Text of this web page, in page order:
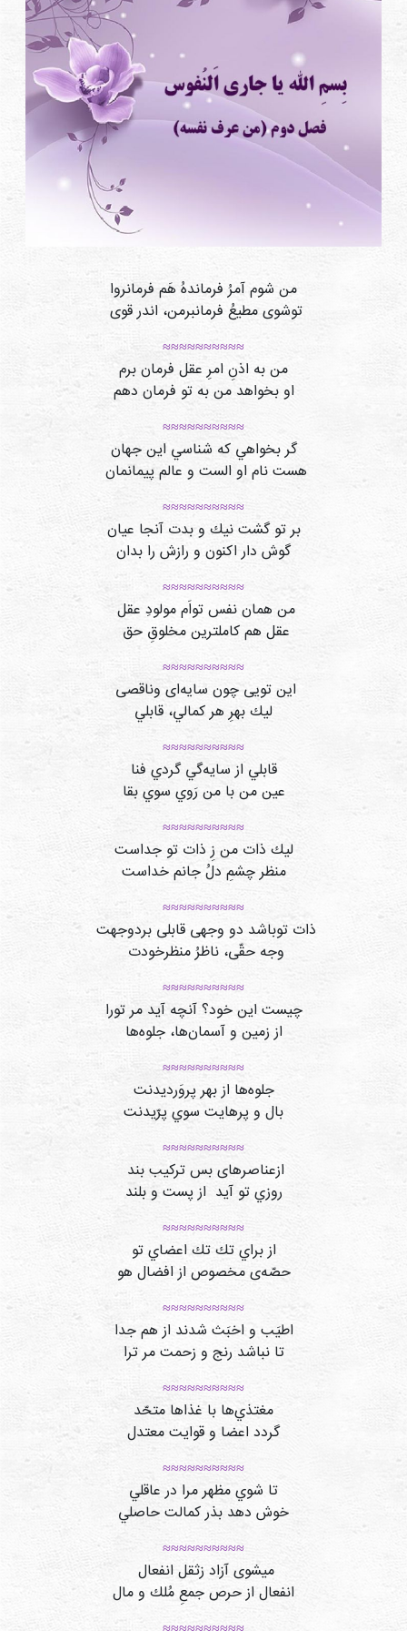
دی
تماس
با ما
من شوم آمرُ فرماندهُ هَم فرمانروا
توشوی مطیعُ فرمانبرمن، اندر قوی
≈≈≈≈≈≈≈≈≈≈
من به اذنِ امرِ عقل فرمان برم
او بخواهد من به تو فرمان دهم
≈≈≈≈≈≈≈≈≈≈
گر بخواهي كه شناسي اين جهان
هست نام او الست و عالم پیمانمان
≈≈≈≈≈≈≈≈≈≈
بر تو گشت نيك و بدت آنجا عيان
گوش دار اكنون و رازش را بدان
≈≈≈≈≈≈≈≈≈≈
من همان نفس تواَم مولودِ عقل
عقل هم کاملترین مخلوقِ حق
≈≈≈≈≈≈≈≈≈≈
این تویی چون سایه‌ای وناقصی
ليك بهرِ هر كمالي، قابلي
≈≈≈≈≈≈≈≈≈≈
قابلي از سايه‌گي گردي فنا
عين من با من رَوي سوي بقا
≈≈≈≈≈≈≈≈≈≈
ليك ذات من زِ ذات تو جداست
منظر چشمِ دلُ جانم خداست
≈≈≈≈≈≈≈≈≈≈
ذات توباشد دو وجهی قابلی بردوجهت
وجه حقّی، ناظرُ منظرخودت
≈≈≈≈≈≈≈≈≈≈
چيست اين خود؟ آنچه آيد مر تورا
از زمين و آسمان‌ها، جلوه‌ها
≈≈≈≈≈≈≈≈≈≈
جلوه‌ها از بهر پروَرديدنت
بال و پرهايت سوي پرّيدنت
≈≈≈≈≈≈≈≈≈≈
ازعناصرهای بس ترکیب بند
روزي تو آيد از پست و بلند
≈≈≈≈≈≈≈≈≈≈
از براي تك تك اعضاي تو
حصّه‌ی مخصوص از افضال هو
≈≈≈≈≈≈≈≈≈≈
اطيَب و اخبَث شدند از هم جدا
تا نباشد رنج و زحمت مر ترا
≈≈≈≈≈≈≈≈≈≈
مغتذي‌ها با غذاها متحّد
گردد اعضا و قوايت معتدل
≈≈≈≈≈≈≈≈≈≈
تا شوي مظهر مرا در عاقلي
خوش دهد بذر كمالت حاصلي
≈≈≈≈≈≈≈≈≈≈
میشوی آزاد زثقل انفعال
انفعال از حرص جمعِ مُلك و مال